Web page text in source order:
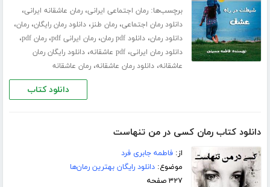
برچسب‌ها:رمان اجتماعی ایرانی،رمان عاشقانه ایرانی،
دانلود رمان اجتماعی،رمان طنز،دانلود رمان رایگان،رمان،
دانلود رمان،دانلود pdf رمان ،رمان ایرانی pdf ،رمان pdf ،
دانلود رمان ایرانی،pdf عاشقانه ،دانلود رایگان رمان
عاشقانه،دانلود رمان عاشقانه،رمان عاشقانه
دانلود کتاب
دانلود کتاب رمان کسی در من تنهاست
از:فاطمه جابری فرد
موضوع:دانلود رایگان بهترین رمان‌ها
۳۲۷ صفحه